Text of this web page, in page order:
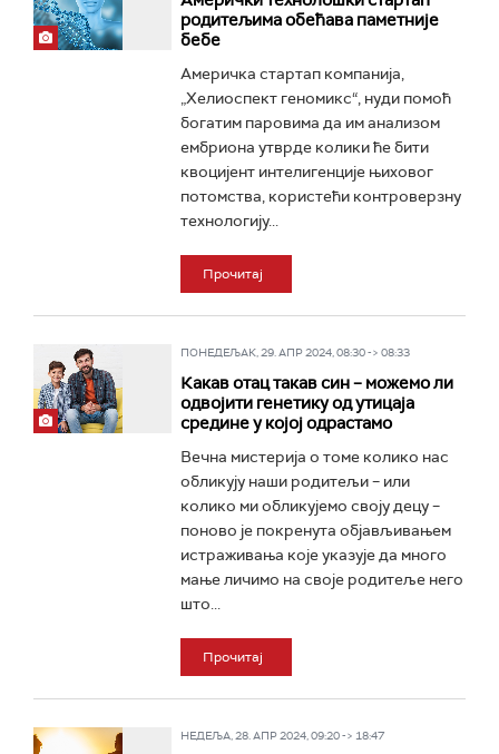
родитељима обећава паметније
бебе
Америчка стартап компанија,
„Хелиоспект геномикс“, нуди помоћ
богатим паровима да им анализом
ембриона утврде колики ће бити
квоцијент интелигенције њиховог
потомства, користећи контроверзну
технологију...
Прочитај
ПОНЕДЕЉАК, 29. АПР 2024, 08:30 -> 08:33
Какав отац такав син – можемо ли
одвојити генетику од утицаја
средине у којој одрастамо
Вечна мистерија о томе колико нас
обликују наши родитељи – или
колико ми обликујемо своју децу –
поново је покренута објављивањем
истраживања које указује да много
мање личимо на своје родитеље него
што...
Прочитај
НЕДЕЉА, 28. АПР 2024, 09:20 -> 18:47